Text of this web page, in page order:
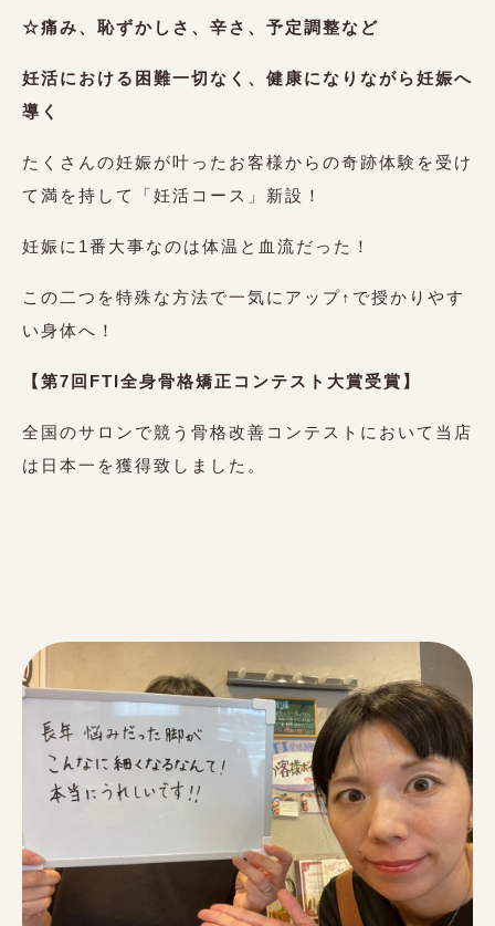
☆痛み、恥ずかしさ、辛さ、予定調整など
妊活における困難一切なく、健康になりながら妊娠へ
導く
たくさんの妊娠が叶ったお客様からの奇跡体験を受け
て満を持して「妊活コース」新設！
妊娠に1番大事なのは体温と血流だった！
この二つを特殊な方法で一気にアップ↑で授かりやす
い身体へ！
【第7回FTI全身骨格矯正コンテスト大賞受賞】
全国のサロンで競う骨格改善コンテストにおいて当店
は日本一を獲得致しました。